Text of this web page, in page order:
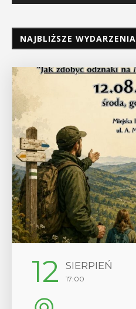
NAJBLIŻSZE WYDARZENIA
29